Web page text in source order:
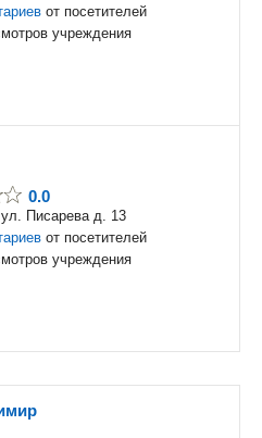
от посетителей
учреждения
0.0
ул. Писарева д. 13
от посетителей
учреждения